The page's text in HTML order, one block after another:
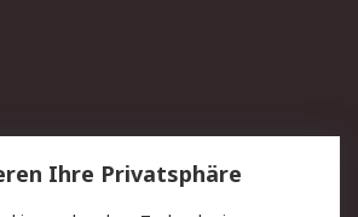
Lieferlösungen
Ihre Privatsphäre